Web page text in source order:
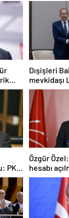
Dışişleri
mevkidaşı
PKK
Özgür
hesabı